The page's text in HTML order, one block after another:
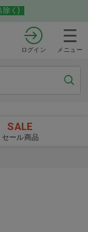
除く)
ログイン メニュー
SALE
セール商品